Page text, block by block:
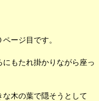
ージ目です。
もたれ掛かりながら座っ
木の葉で隠そうとして